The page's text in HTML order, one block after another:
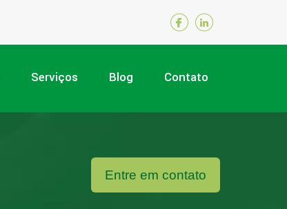
Serviços Blog Contato
Entre em contato